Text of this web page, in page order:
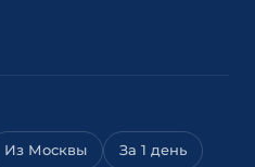
Из Москвы За 1 день